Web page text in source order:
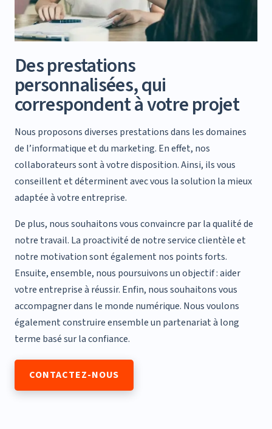
Des prestations
personnalisées, qui
correspondent à votre projet
Nous proposons diverses prestations dans les domaines
de l’informatique et du marketing. En effet, nos
collaborateurs sont à votre disposition. Ainsi, ils vous
conseillent et déterminent avec vous la solution la mieux
adaptée à votre entreprise.
De plus, nous souhaitons vous convaincre par la qualité de
notre travail. La proactivité de notre service clientèle et
notre motivation sont également nos points forts.
Ensuite, ensemble, nous poursuivons un objectif : aider
votre entreprise à réussir. Enfin, nous souhaitons vous
accompagner dans le monde numérique. Nous voulons
également construire ensemble un partenariat à long
terme basé sur la confiance.
CONTACTEZ-NOUS